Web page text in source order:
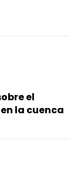
el
la cuenca